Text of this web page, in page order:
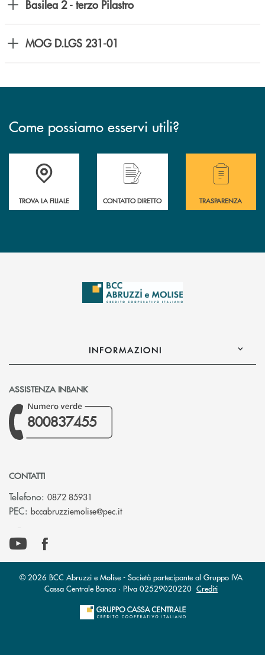
Basilea 2 - terzo Pilastro
MOG D.LGS 231-01
Come possiamo esservi utili?
Accedi all' elenco completo delle filiali .
TROVA LA FILIALE CONTATTO DIRETTO
Hai bisogno di
TRASPARENZA
INFORMAZIONI
ASSISTENZA INBANK
800837455
CONTATTI
Telefono: 0872 85931
PEC: bccabruzziemolise@pec.it(si apre l’app di posta elettronica)
© 2026 BCC Abruzzi e Molise - Società partecipante al Gruppo IVA
Cassa Centrale Banca · P.Iva 02529020220 Crediti